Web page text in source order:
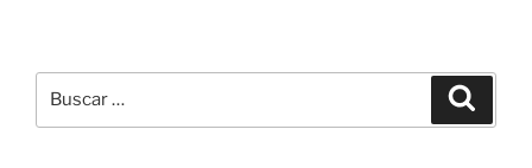
por: